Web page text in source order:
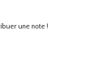
une note !